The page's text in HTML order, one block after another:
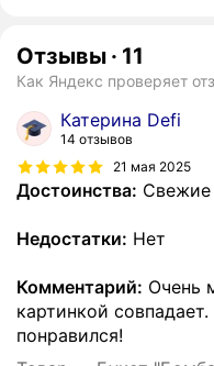
Отзывы · 11
Как Яндекс проверяет
Катерина Defi
14 отзывов
21 мая 2025
Достоинства: Свежие
Недостатки: Нет
Комментарий: Очень
картинкой
понравился!